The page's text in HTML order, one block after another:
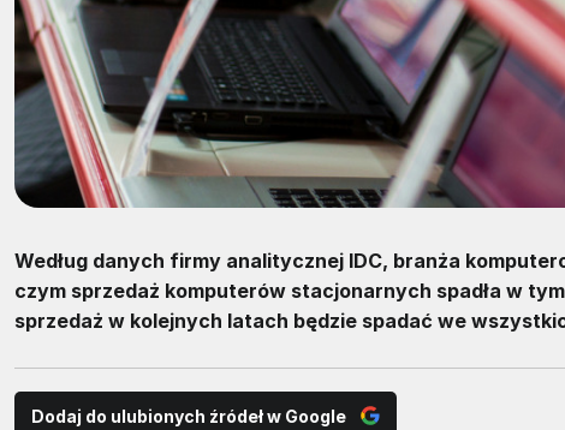
Według danych firmy analitycznej IDC, branża
czym sprzedaż komputerów stacjonarnych spadła w
sprzedaż w kolejnych latach będzie spadać we
Dodaj do ulubionych źródeł w Google